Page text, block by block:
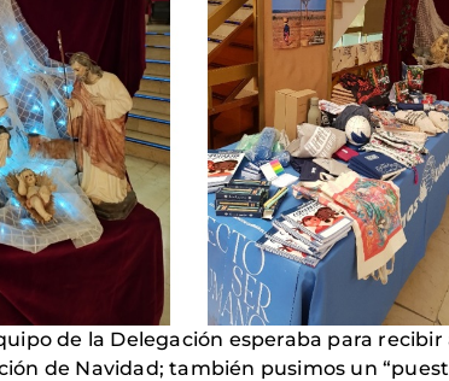
de la Delegación esperaba para
de Navidad; también pusimos un